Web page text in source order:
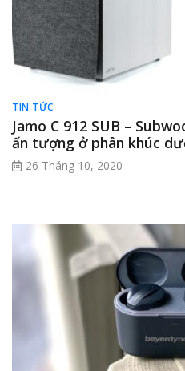
TIN TỨC
Jamo C 912 SUB –
ấn tượng ở phân khúc
26 Tháng 10, 2020